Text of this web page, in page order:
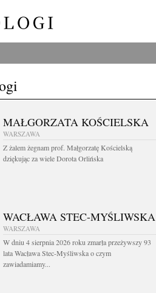
MAŁGORZATA KOŚCIELSKA
WARSZAWA
Z żalem żegnam prof. Małgorzatę Kościelską
dziękując za wiele Dorota Orlińska
WACŁAWA STEC-MYŚLIWSKA
WARSZAWA
W dniu 4 sierpnia 2026 roku zmarła przeżywszy 93
lata Wacława Stec-Myśliwska o czym
zawiadamiamy...